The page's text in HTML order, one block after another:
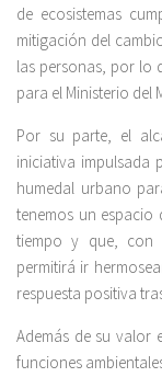
de ecosistemas
mitigación del
las personas, por lo
para el Ministerio del
Por su parte, el
iniciativa impulsada
humedal urbano
tenemos un
tiempo y que, con
permitirá ir
respuesta positiva
Además de su valor
funciones